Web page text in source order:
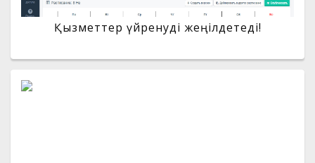
Қызметтер үйренуді жеңілдетеді!